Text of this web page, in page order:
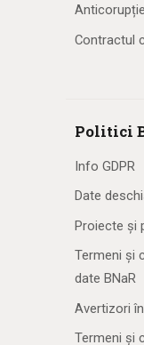
Anticorupție
Contractul
Politici
Info GDPR
Date
Proiecte și
Termeni și
date BNaR
Avertizori
Termeni și